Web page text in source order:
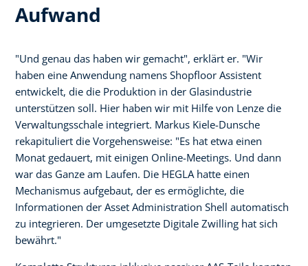
Aufwand
"Und genau das haben wir gemacht", erklärt er. "Wir
haben eine Anwendung namens Shopfloor Assistent
entwickelt, die die Produktion in der Glasindustrie
unterstützen soll. Hier haben wir mit Hilfe von Lenze die
Verwaltungsschale integriert. Markus Kiele-Dunsche
rekapituliert die Vorgehensweise: "Es hat etwa einen
Monat gedauert, mit einigen Online-Meetings. Und dann
war das Ganze am Laufen. Die HEGLA hatte einen
Mechanismus aufgebaut, der es ermöglichte, die
Informationen der Asset Administration Shell automatisch
zu integrieren. Der umgesetzte Digitale Zwilling hat sich
bewährt."